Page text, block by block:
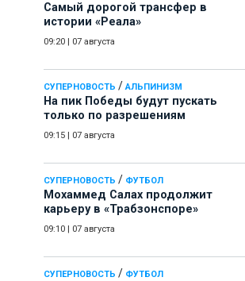
Самый дорогой трансфер в
истории «Реала»
09:20 07 августа
СУПЕРНОВОСТЬ / АЛЬПИНИЗМ
На пик Победы будут пускать
только по разрешениям
09:15 07 августа
СУПЕРНОВОСТЬ / ФУТБОЛ
Мохаммед Салах продолжит
карьеру в «Трабзонспоре»
09:10 07 августа
СУПЕРНОВОСТЬ / ФУТБОЛ